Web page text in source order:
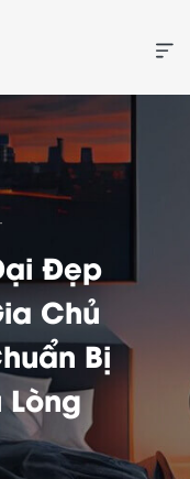
Đẹp
Chủ
Bị